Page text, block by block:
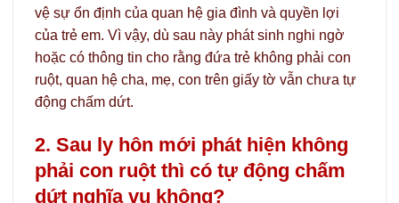
vệ sự ổn định của quan hệ gia đình và quyền lợi
của trẻ em. Vì vậy, dù sau này phát sinh nghi ngờ
hoặc có thông tin cho rằng đứa trẻ không phải con
ruột, quan hệ cha, mẹ, con trên giấy tờ vẫn chưa tự
động chấm dứt.
2. Sau ly hôn mới phát hiện không
phải con ruột thì có tự động chấm
dứt nghĩa vụ không?